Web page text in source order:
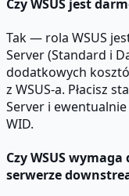
Czy WSUS jest
Tak — rola WSUS
Server (Standard i
dodatkowych
z WSUS-a. Płacisz
Server i ewentualnie
WID.
Czy WSUS
serwerze